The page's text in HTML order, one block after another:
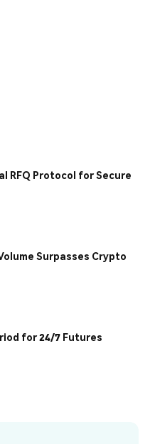
RFQ Protocol for Secure
Surpasses Crypto
for 24/7 Futures